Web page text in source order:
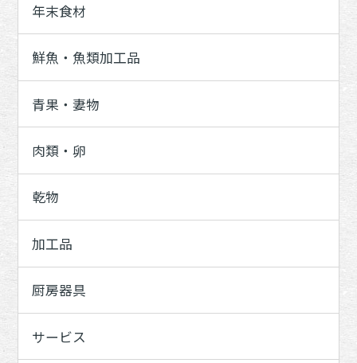
年末食材
鮮魚・魚類加工品
青果・妻物
肉類・卵
乾物
加工品
厨房器具
サービス